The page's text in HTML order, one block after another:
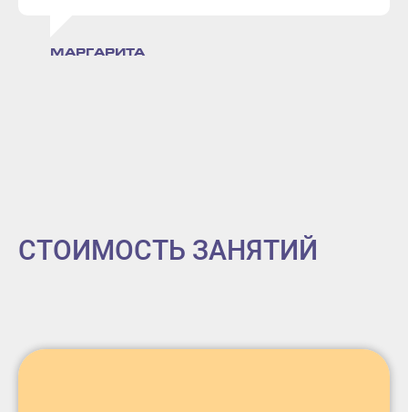
МАРГАРИТА
СТОИМОСТЬ ЗАНЯТИЙ